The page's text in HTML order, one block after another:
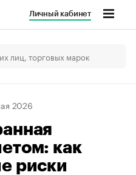
Личный кабинет
2026
как
риски